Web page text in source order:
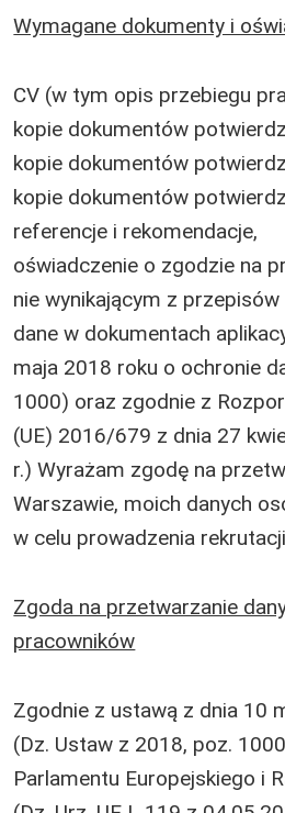
Wymagane dokumenty i
CV (w tym opis przebiegu
kopie dokumentów
kopie dokumentów
kopie dokumentów
referencje i rekomendacje,
oświadczenie o zgodzie na
nie wynikającym z
dane w dokumentach
maja 2018 roku o ochronie
1000) oraz zgodnie z
(UE) 2016/679 z dnia 27
r.) Wyrażam zgodę na
Warszawie, moich danych
w celu prowadzenia
Zgoda na przetwarzanie
pracowników
Zgodnie z ustawą z dnia 10
(Dz. Ustaw z 2018, poz.
Parlamentu Europejskiego i